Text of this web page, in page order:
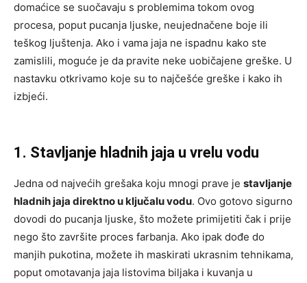
domaćice se suočavaju s problemima tokom ovog
procesa, poput pucanja ljuske, neujednačene boje ili
teškog ljuštenja. Ako i vama jaja ne ispadnu kako ste
zamislili, moguće je da pravite neke uobičajene greške. U
nastavku otkrivamo koje su to najčešće greške i kako ih
izbjeći.
1. Stavljanje hladnih jaja u vrelu vodu
Jedna od najvećih grešaka koju mnogi prave je stavljanje
hladnih jaja direktno u ključalu vodu. Ovo gotovo sigurno
dovodi do pucanja ljuske, što možete primijetiti čak i prije
nego što završite proces farbanja. Ako ipak dođe do
manjih pukotina, možete ih maskirati ukrasnim tehnikama,
poput omotavanja jaja listovima biljaka i kuvanja u